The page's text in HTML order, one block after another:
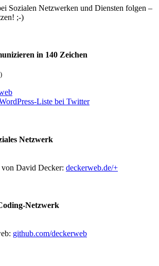
Sozialen Netzwerken und Diensten folgen –
;-)
in 140 Zeichen
Liste bei Twitter
Netzwerk
David Decker: deckerweb.de/+
Netzwerk
github.com/deckerweb